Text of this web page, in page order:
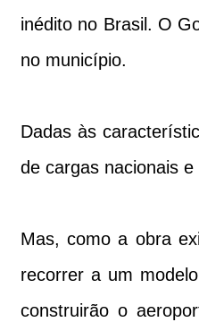
inédito no Brasil. O
no município.
Dadas às
de cargas nacionais e
Mas, como a obra
recorrer a um
construirão o